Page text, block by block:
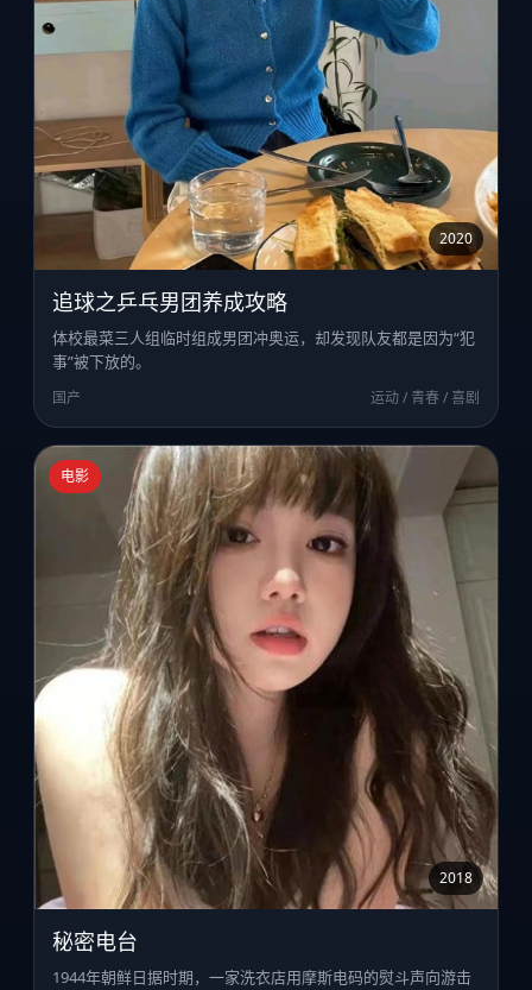
2020
追球之乒乓男团养成攻略
体校最菜三人组临时组成男团冲奥运，却发现队友都是因为“犯
事”被下放的。
国产 运动 / 青春 / 喜剧
电影
2018
秘密电台
1944年朝鲜日据时期，一家洗衣店用摩斯电码的熨斗声向游击